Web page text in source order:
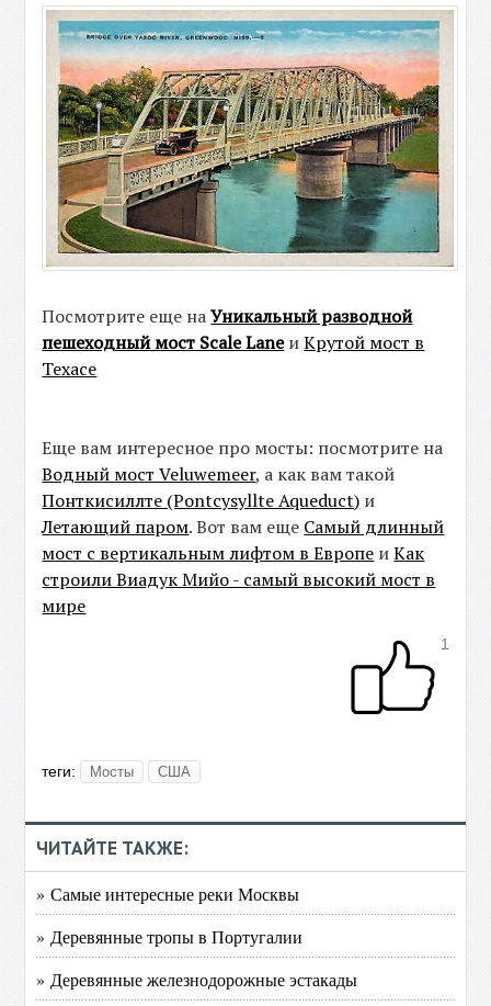
Посмотрите еще наУникальный разводной
пешеходный мост Scale LaneиКрутой мост в
Техасе
Еще вам интересное про мосты: посмотрите на
Водный мост Veluwemeer, а как вам такой
Понткисиллте (Pontcysyllte Aqueduct) и
Летающий паром. Вот вам еще Самый длинный
мост с вертикальным лифтом в Европе иКак
строили Виадук Мийо - самый высокий мост в
мире
1
теги: Мосты США
ЧИТАЙТЕ ТАКЖЕ:
» Самые интересные реки Москвы
» Деревянные тропы в Португалии
» Деревянные железнодорожные эстакады